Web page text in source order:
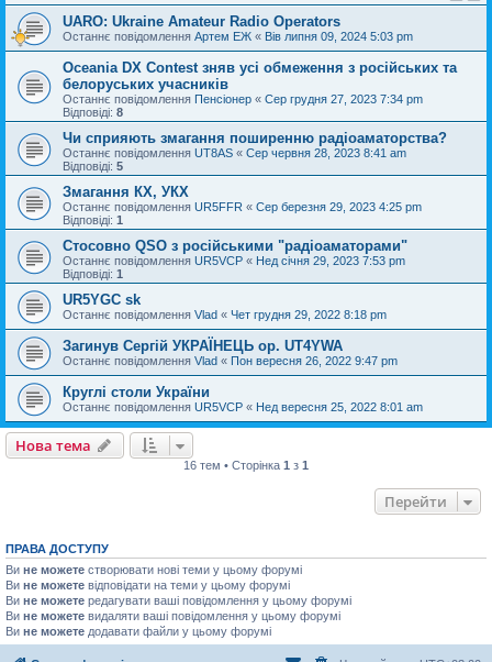
UARO: Ukraine Аmateur Radio Operators
Останнє повідомлення Артем ЕЖ « Вів липня 09, 2024 5:03 pm
Oceania DX Contest зняв усі обмеження з російських та
белоруських учасників
Останнє повідомлення Пенсіонер « Сер грудня 27, 2023 7:34 pm
Відповіді: 8
Чи сприяють змагання поширенню радіоаматорства?
Останнє повідомлення UT8AS « Сер червня 28, 2023 8:41 am
Відповіді: 5
Змагання КХ, УКХ
Останнє повідомлення UR5FFR « Сер березня 29, 2023 4:25 pm
Відповіді: 1
Стосовно QSO з російськими "радіоаматорами"
Останнє повідомлення UR5VCP « Нед січня 29, 2023 7:53 pm
Відповіді: 1
UR5YGC sk
Останнє повідомлення Vlad « Чет грудня 29, 2022 8:18 pm
Загинув Сергій УКРАЇНЕЦЬ op. UT4YWA
Останнє повідомлення Vlad « Пон вересня 26, 2022 9:47 pm
Круглі столи України
Останнє повідомлення UR5VCP « Нед вересня 25, 2022 8:01 am
Нова тема
16 тем • Сторінка 1 з 1
Перейти
ПРАВА ДОСТУПУ
Ви не можете створювати нові теми у цьому форумі
Ви не можете відповідати на теми у цьому форумі
Ви не можете редагувати ваші повідомлення у цьому форумі
Ви не можете видаляти ваші повідомлення у цьому форумі
Ви не можете додавати файли у цьому форумі